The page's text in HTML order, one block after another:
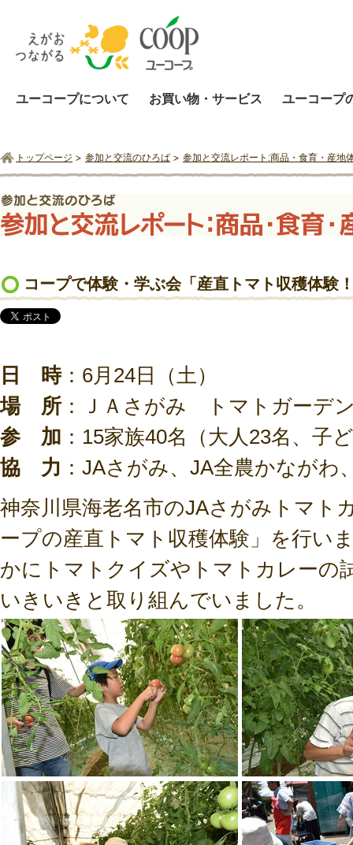
ユーコープについて お買い物・サービス ユーコープ
トップページ 参加と交流のひろば 参加と交流レポート:商品・食育・産地
コープで体験・学ぶ会「産直トマト収穫体験
日 時：6月24日（土）
場 所 ：ＪＡさがみ トマトガーデ
参 加 ：15家族40名（大人23名、子
協 力 ：JAさがみ、JA全農かながわ
神奈川県海老名市のJAさがみトマト
ープの産直トマト収穫体験」を行い
かにトマトクイズやトマトカレーの
いきいきと取り組んでいました。